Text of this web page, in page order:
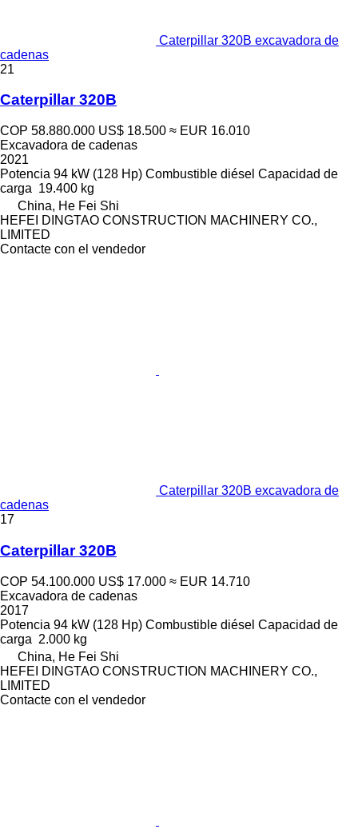
Caterpillar 320B excavadora de
cadenas
21
Caterpillar 320B
COP 58.880.000 US$ 18.500 ≈ EUR 16.010
Excavadora de cadenas
2021
Potencia 94 kW (128 Hp) Combustible diésel Capacidad de
carga 19.400 kg
China, He Fei Shi
HEFEI DINGTAO CONSTRUCTION MACHINERY CO.,
LIMITED
Contacte con el vendedor
Caterpillar 320B excavadora de
cadenas
17
Caterpillar 320B
COP 54.100.000 US$ 17.000 ≈ EUR 14.710
Excavadora de cadenas
2017
Potencia 94 kW (128 Hp) Combustible diésel Capacidad de
carga 2.000 kg
China, He Fei Shi
HEFEI DINGTAO CONSTRUCTION MACHINERY CO.,
LIMITED
Contacte con el vendedor